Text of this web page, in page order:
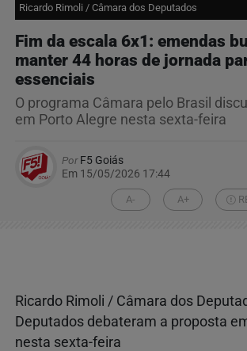
Ricardo Rimoli / Câmara dos Deputados
Fim da escala 6x1: emendas
manter 44 horas de jornada
essenciais
O programa Câmara pelo Brasil
em Porto Alegre nesta sexta-feira
PorF5 Goiás
Em 15/05/2026 17:44
A- A+
Ricardo Rimoli / Câmara dos
Deputados debateram a proposta
nesta sexta-feira